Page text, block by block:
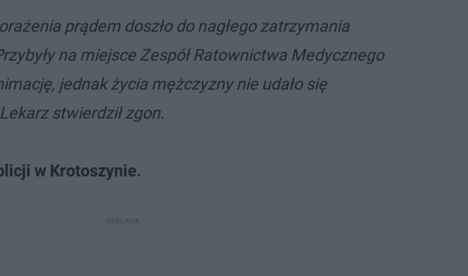
prądem doszło do nagłego zatrzymania
na miejsce Zespół Ratownictwa Medycznego
jednak życia mężczyzny nie udało się
stwierdził zgon.
w Krotoszynie.